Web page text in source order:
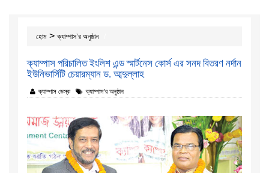
হোম >ক্যাম্পাস’র অনুষ্ঠান
ক্যাম্পাস পরিচালিত ইংলিশ এন্ড স্মার্টনেস কোর্স এর সনদ বিতরণ নর্দান
ইউনিভার্সিটি চেয়ারম্যান ড. আব্দুল্লাহ
ক্যাম্পাস ডেস্ক ক্যাম্পাস’র অনুষ্ঠান